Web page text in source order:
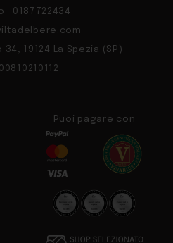
· 0187722434
19124 La Spezia (SP)
Puoi pagare con